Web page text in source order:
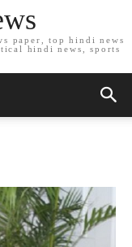
paper, top hindi news
hindi news, sports